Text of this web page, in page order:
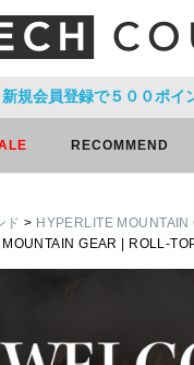
新規会員登録で５００ポイ
RECOMMEND
ド
HYPERLITE MOUNTAIN
GEAR | ROLL-